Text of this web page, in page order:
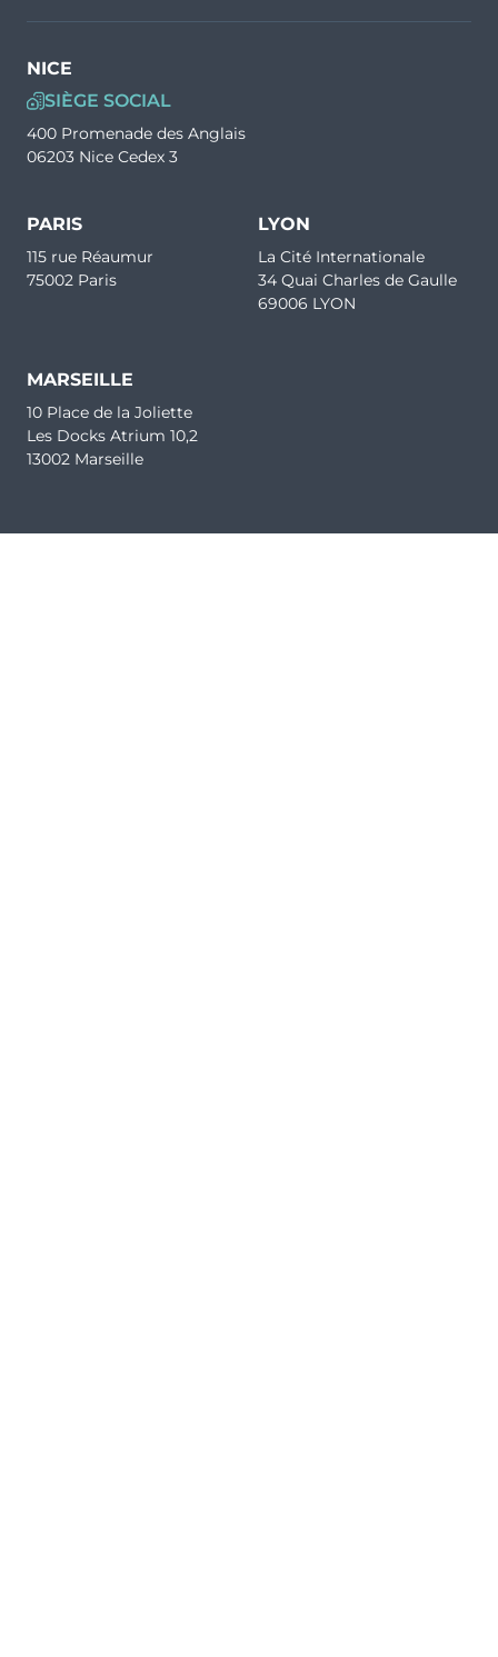
NICE
SIÈGE SOCIAL
400 Promenade des Anglais
06203 Nice Cedex 3
PARIS
115 rue Réaumur
75002 Paris
LYON
La Cité Internationale
34 Quai Charles de Gaulle
69006 LYON
MARSEILLE
10 Place de la Joliette
Les Docks Atrium 10,2
13002 Marseille